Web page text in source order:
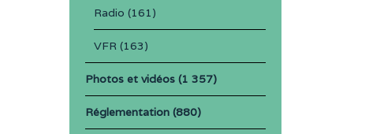
Radio (161)
VFR (163)
Photos et vidéos(1 357)
Réglementation(880)